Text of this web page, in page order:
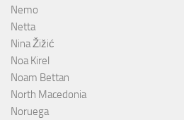
Nemo
Netta
Nina Žižić
Noa Kirel
Noam Bettan
North Macedonia
Noruega